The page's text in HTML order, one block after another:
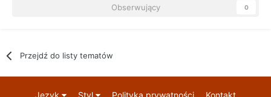
Obserwujący 0
Przejdź do listy tematów
Język Styl Polityka prywatności Kontakt